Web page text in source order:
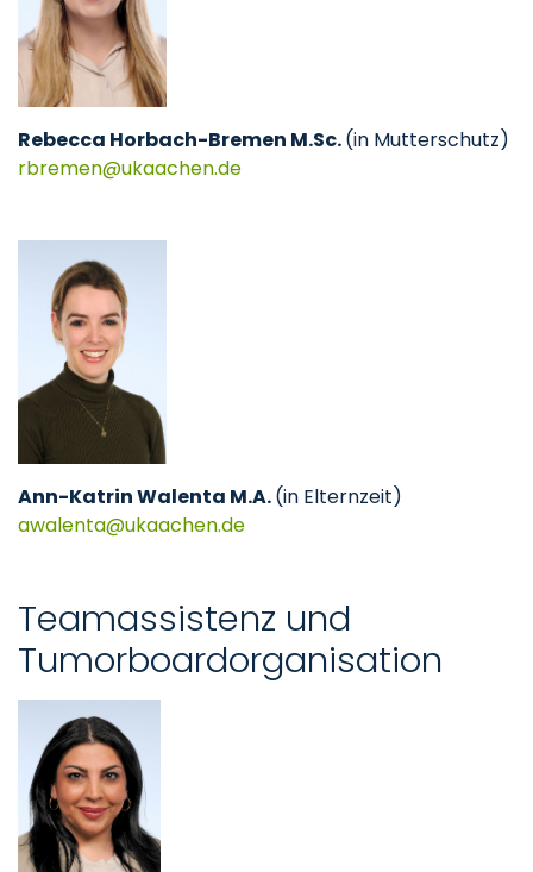
Rebecca Horbach-Bremen M.Sc.(in Mutterschutz)
rbremen
ukaachende
Ann-Katrin Walenta M.A.(in Elternzeit)
awalenta
ukaachende
Teamassistenz und
Tumorboardorganisation